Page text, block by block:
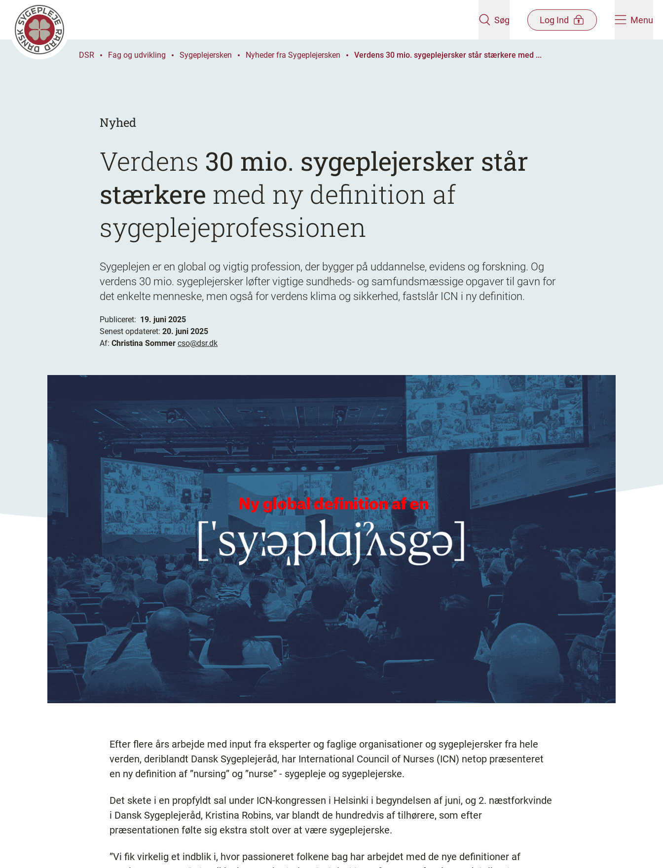
Søg Log Ind Menu
DSR Fag og udvikling Sygeplejersken Nyheder fra Sygeplejersken Verdens 30 mio. sygeplejersker står stærkere med ...
Nyhed
Verdens 30 mio. sygeplejersker står
stærkere med ny definition af
sygeplejeprofessionen
Sygeplejen er en global og vigtig profession, der bygger på uddannelse, evidens og forskning. Og
verdens 30 mio. sygeplejersker løfter vigtige sundheds- og samfundsmæssige opgaver til gavn for
det enkelte menneske, men også for verdens klima og sikkerhed, fastslår ICN i ny definition.
Publiceret: 19. juni 2025
Senest opdateret: 20. juni 2025
Af: Christina Sommer cso@dsr.dk
Efter flere års arbejde med input fra eksperter og faglige organisationer og sygeplejersker fra hele
verden, deriblandt Dansk Sygeplejeråd, har International Council of Nurses (ICN) netop præsenteret
en ny definition af ”nursing” og ”nurse” - sygepleje og sygeplejerske.
Det skete i en propfyldt sal under ICN-kongressen i Helsinki i begyndelsen af juni, og 2. næstforkvinde
i Dansk Sygeplejeråd, Kristina Robins, var blandt de hundredvis af tilhørere, som efter
præsentationen følte sig ekstra stolt over at være sygeplejerske.
”Vi fik virkelig et indblik i, hvor passioneret folkene bag har arbejdet med de nye definitioner af